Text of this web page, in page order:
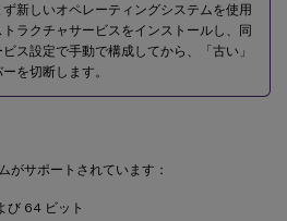
新しいオペレーティングシステムを使用
ラクチャサービスをインストールし、同
ス設定で手動で構成してから、「古い」
を切断します。
がサポートされています：
び 64 ビット